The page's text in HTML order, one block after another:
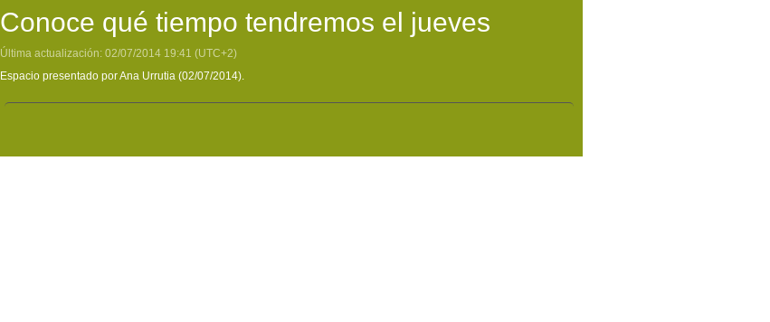
Conoce qué tiempo tendremos el jueves
Última actualización: 02/07/2014 19:41 (UTC+2)
Espacio presentado por Ana Urrutia (02/07/2014).